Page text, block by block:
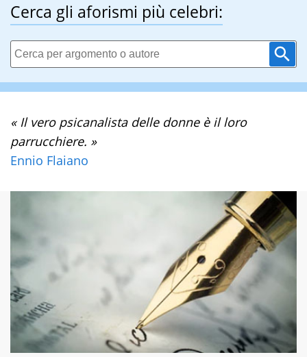
Cerca gli aforismi più celebri:
« Il vero psicanalista delle donne è il loro
parrucchiere. »
Ennio Flaiano